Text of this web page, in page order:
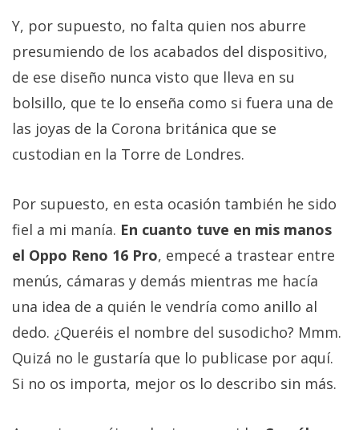
Y, por supuesto, no falta quien nos aburre
presumiendo de los acabados del dispositivo,
de ese diseño nunca visto que lleva en su
bolsillo, que te lo enseña como si fuera una de
las joyas de la Corona británica que se
custodian en la Torre de Londres.
Por supuesto, en esta ocasión también he sido
fiel a mi manía. En cuanto tuve en mis manos
el Oppo Reno 16 Pro, empecé a trastear entre
menús, cámaras y demás mientras me hacía
una idea de a quién le vendría como anillo al
dedo. ¿Queréis el nombre del susodicho? Mmm.
Quizá no le gustaría que lo publicase por aquí.
Si no os importa, mejor os lo describo sin más.